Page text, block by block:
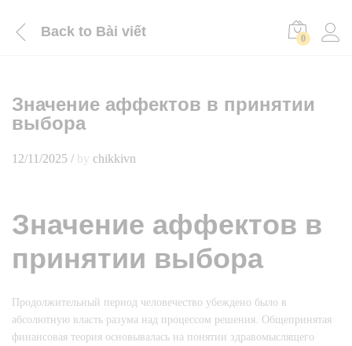
Back to Bài viết 0
Значение аффектов в принятии
выбора
12/11/2025 / by chikkivn
Значение аффектов в
принятии выбора
Продолжительный период человечество убеждено было в
абсолютную власть разума над процессом решения. Общепринятая
финансовая теория основывалась на понятии здравомыслящего